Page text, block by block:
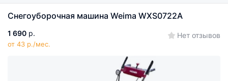
Снегоуборочная машина Weima WXS0722A
1 690 р.
от 43 р./мес.
Нет отзывов